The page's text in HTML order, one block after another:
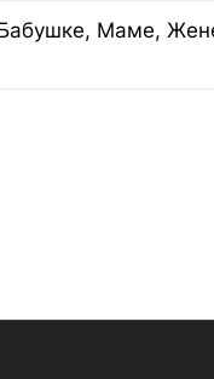
Маме,